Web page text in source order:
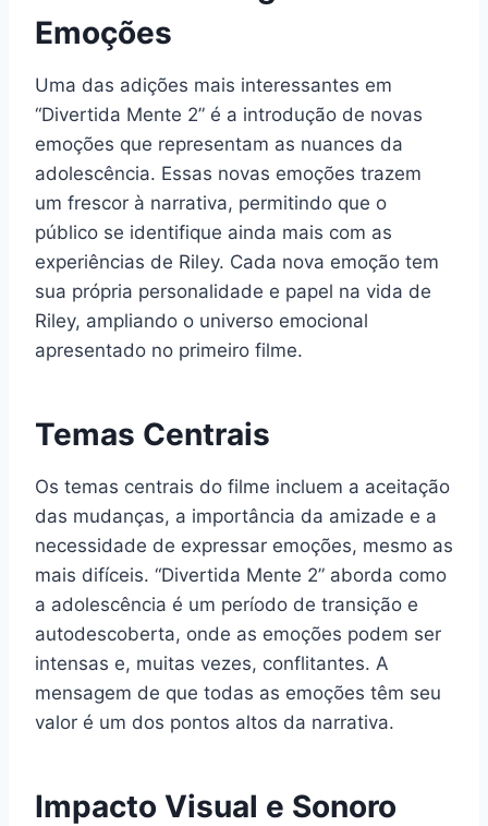
Emoções
Uma das adições mais interessantes em
“Divertida Mente 2” é a introdução de novas
emoções que representam as nuances da
adolescência. Essas novas emoções trazem
um frescor à narrativa, permitindo que o
público se identifique ainda mais com as
experiências de Riley. Cada nova emoção tem
sua própria personalidade e papel na vida de
Riley, ampliando o universo emocional
apresentado no primeiro filme.
Temas Centrais
Os temas centrais do filme incluem a aceitação
das mudanças, a importância da amizade e a
necessidade de expressar emoções, mesmo as
mais difíceis. “Divertida Mente 2” aborda como
a adolescência é um período de transição e
autodescoberta, onde as emoções podem ser
intensas e, muitas vezes, conflitantes. A
mensagem de que todas as emoções têm seu
valor é um dos pontos altos da narrativa.
Impacto Visual e Sonoro